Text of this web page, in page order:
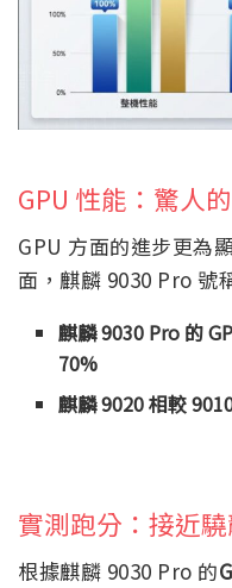
GPU 性能：驚人
GPU 方面的進步更為
面，麒麟 9030 Pro 號
麒麟 9030 Pro 的
70%
麒麟 9020 相較
實測跑分：接近
根據麒麟 9030 Pro 的